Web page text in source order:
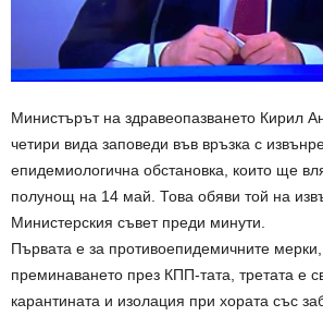
Министърът на здравеопазването Кирил
четири вида заповеди във връзка с
епидемиологична обстановка, които ще
полунощ на 14 май. Това обяви той на
Министерския съвет преди минути.
Първата е за противоепидемичните мерки,
преминаването през КПП-тата, третата е
карантината и изолация при хората със